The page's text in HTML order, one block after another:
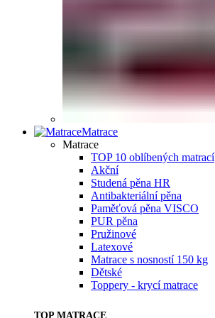
Matrace
Matrace
TOP 10 oblíbených matrací
Akční
Studená pěna HR
Antibakteriální pěna
Paměťová pěna VISCO
PUR pěna
Pružinové
Latexové
Matrace s nosností 150 kg
Dětské
Toppery - krycí matrace
TOP MATRACE